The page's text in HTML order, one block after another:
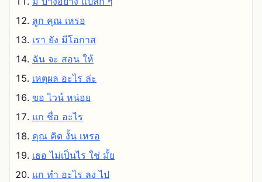
ลูก คุณ เหรอ
เรา ยัง มีโอกาส
ฉัน จะ สอน ให้
เหตุผล อะไร ล่ะ
ขอ ไวน์ หน่อย
แก ชื่อ อะไร
คุณ คิด งั้น เหรอ
เธอ ไม่เป็นไร ใช่ มั้ย
แก ทํา อะไร ลง ไป